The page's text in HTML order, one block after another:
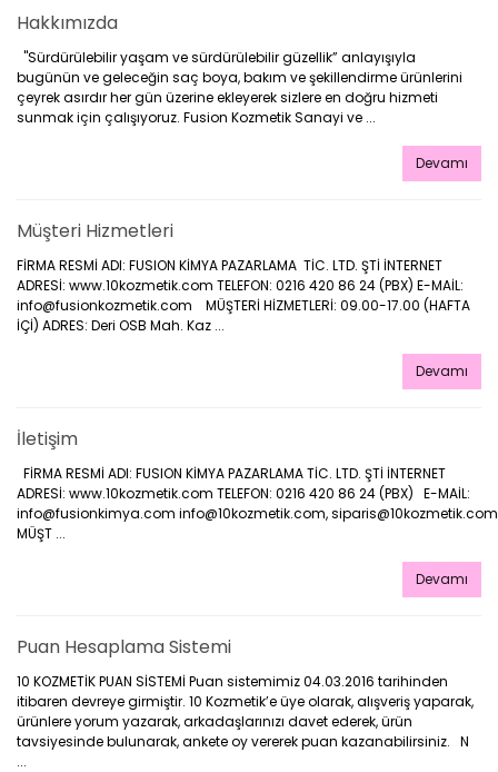
Hakkımızda
"Sürdürülebilir yaşam ve sürdürülebilir güzellik” anlayışıyla
bugünün ve geleceğin saç boya, bakım ve şekillendirme ürünlerini
çeyrek asırdır her gün üzerine ekleyerek sizlere en doğru hizmeti
sunmak için çalışıyoruz. Fusion Kozmetik Sanayi ve ...
Devamı
Müşteri Hizmetleri
FİRMA RESMİ ADI: FUSION KİMYA PAZARLAMA TİC. LTD. ŞTİ İNTERNET
ADRESİ: www.10kozmetik.com TELEFON: 0216 420 86 24 (PBX) E-MAİL:
info@fusionkozmetik.com MÜŞTERİ HİZMETLERİ: 09.00-17.00 (HAFTA
İÇİ) ADRES: Deri OSB Mah. Kaz ...
Devamı
İletişim
FİRMA RESMİ ADI: FUSION KİMYA PAZARLAMA TİC. LTD. ŞTİ İNTERNET
ADRESİ: www.10kozmetik.com TELEFON: 0216 420 86 24 (PBX) E-MAİL:
info@fusionkimya.com info@10kozmetik.com,
MÜŞT ...
Devamı
Puan Hesaplama Sistemi
10 KOZMETİK PUAN SİSTEMİ Puan sistemimiz 04.03.2016 tarihinden
itibaren devreye girmiştir. 10 Kozmetik’e üye olarak, alışveriş yaparak,
ürünlere yorum yazarak, arkadaşlarınızı davet ederek, ürün
tavsiyesinde bulunarak, ankete oy vererek puan kazanabilirsiniz. N
...